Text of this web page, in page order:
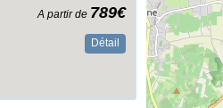
A partir de 789€
Détail